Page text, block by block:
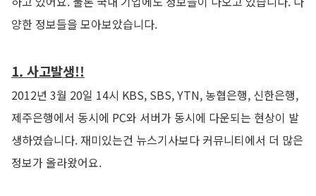
양한 정보들을 모아보았습니다.
1. 사고발생!!
2012년 3월 20일 14시 KBS, SBS, YTN, 농협은행, 신한은행,
제주은행에서 동시에 PC와 서버가 동시에 다운되는 현상이 발
생하였습니다. 재미있는건 뉴스기사보다 커뮤니티에서 더 많은
정보가 올라왔어요.